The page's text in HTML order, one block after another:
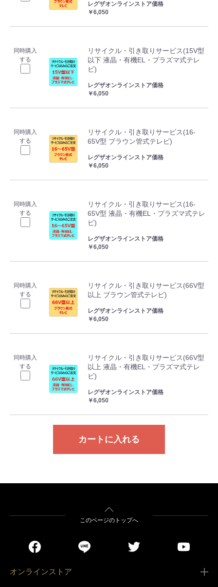
レグザオンラインストア価格
￥6,050
同時購入
する
リサイクル・引き取りサービス(15V型
以下 液晶・有機EL・プラズマ式テレ
ビ)
レグザオンラインストア価格
￥6,050
同時購入
する
リサイクル・引き取りサービス(16-
65V型 ブラウン管式テレビ)
レグザオンラインストア価格
￥6,050
同時購入
する
リサイクル・引き取りサービス(16-
65V型 液晶・有機EL・プラズマ式テレ
ビ)
レグザオンラインストア価格
￥6,050
同時購入
する
リサイクル・引き取りサービス(66V型
以上 ブラウン管式テレビ)
レグザオンラインストア価格
￥6,050
同時購入
する
リサイクル・引き取りサービス(66V型
以上 液晶・有機EL・プラズマ式テレ
ビ)
レグザオンラインストア価格
￥6,050
カートに入れる
このページのトップへ
オンラインストア